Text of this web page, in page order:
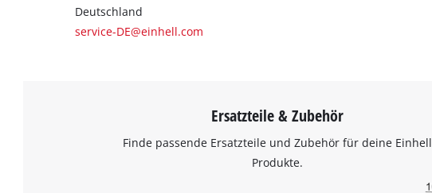
Deutschland
service-DE@einhell.com
Ersatzteile & Zubehör
Finde passende Ersatzteile und Zubehör für deine Einhell
Produkte.